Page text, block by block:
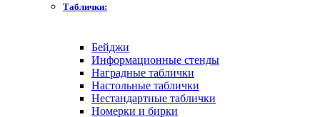
Таблички:
Бейджи
Информационные стенды
Наградные таблички
Настольные таблички
Нестандартные таблички
Номерки и бирки